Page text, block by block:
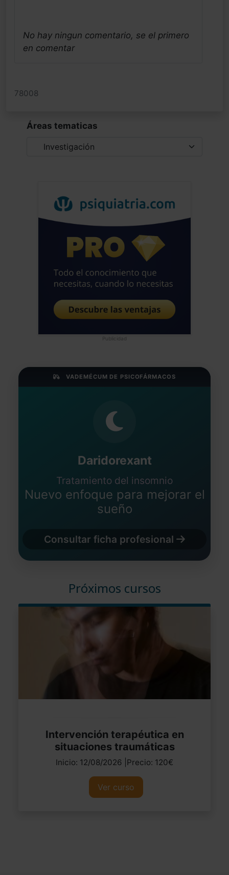
No hay ningun comentario, se el primero
en comentar
78008
Áreas tematicas
Publicidad
VADEMÉCUM DE PSICOFÁRMACOS
Daridorexant
Tratamiento del insomnio
Nuevo enfoque para mejorar el
sueño
Consultar ficha profesional
Próximos cursos
Intervención terapéutica en
situaciones traumáticas
Inicio: 12/08/2026 |Precio: 120€
Ver curso